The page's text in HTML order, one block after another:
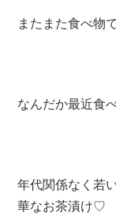
o
またまた食べ物
なんだか最近食
年代関係なく若
華なお茶漬け♡